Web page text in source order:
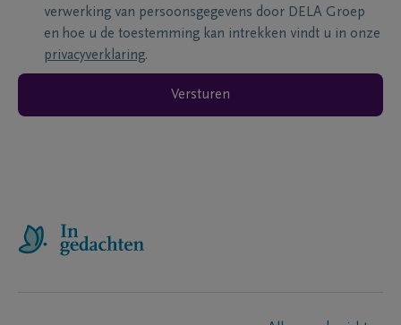
verwerking van persoonsgegevens door DELA Groep
en hoe u de toestemming kan intrekken vindt u in onze
privacyverklaring.
Versturen